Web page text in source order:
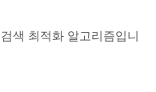
색 최적화 알고리즘입니